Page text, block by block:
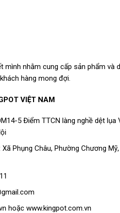
mình nhằm cung cấp sản phẩm và
hàng mong đợi.
VIỆT NAM
5 Điểm TTCN làng nghề dệt lụa
Phụng Châu, Phường Chương Mỹ,
hoặc www.kingpot.com.vn